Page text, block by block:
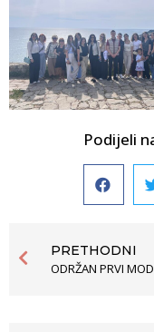
Podijeli
PRETHODNI